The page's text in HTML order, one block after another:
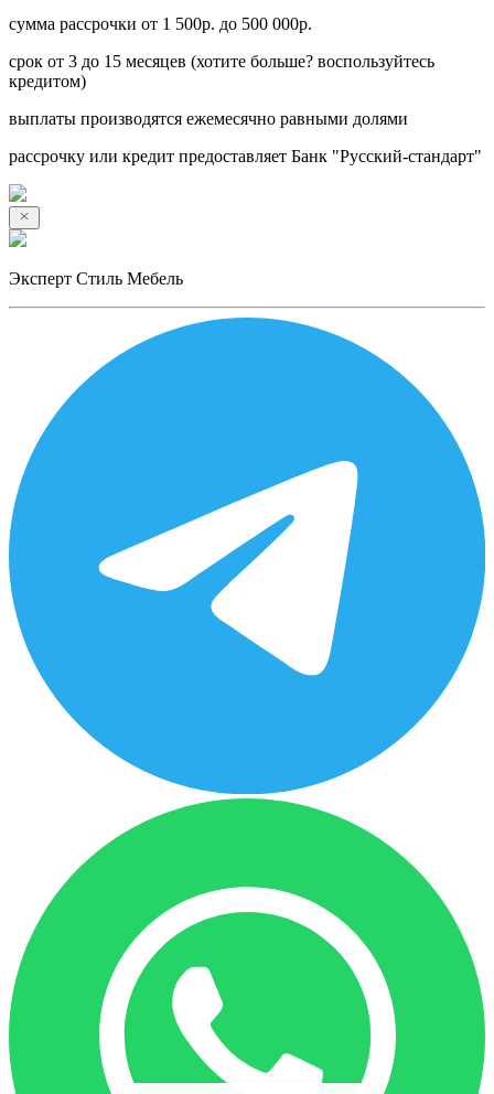
сумма рассрочки от 1 500р. до 500 000р.
срок от 3 до 15 месяцев (хотите больше? воспользуйтесь
кредитом)
выплаты производятся ежемесячно равными долями
рассрочку или кредит предоставляет Банк "Русский-стандарт"
Эксперт Стиль Мебель